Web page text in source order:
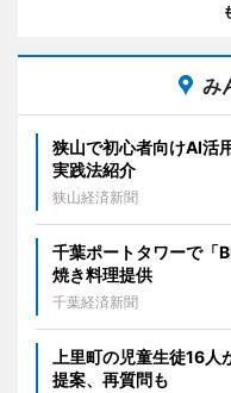
み
狭山で初心者向けAI活
実践法紹介
狭山経済新聞
千葉ポートタワーで「
焼き料理提供
千葉経済新聞
上里町の児童生徒16
提案、再質問も